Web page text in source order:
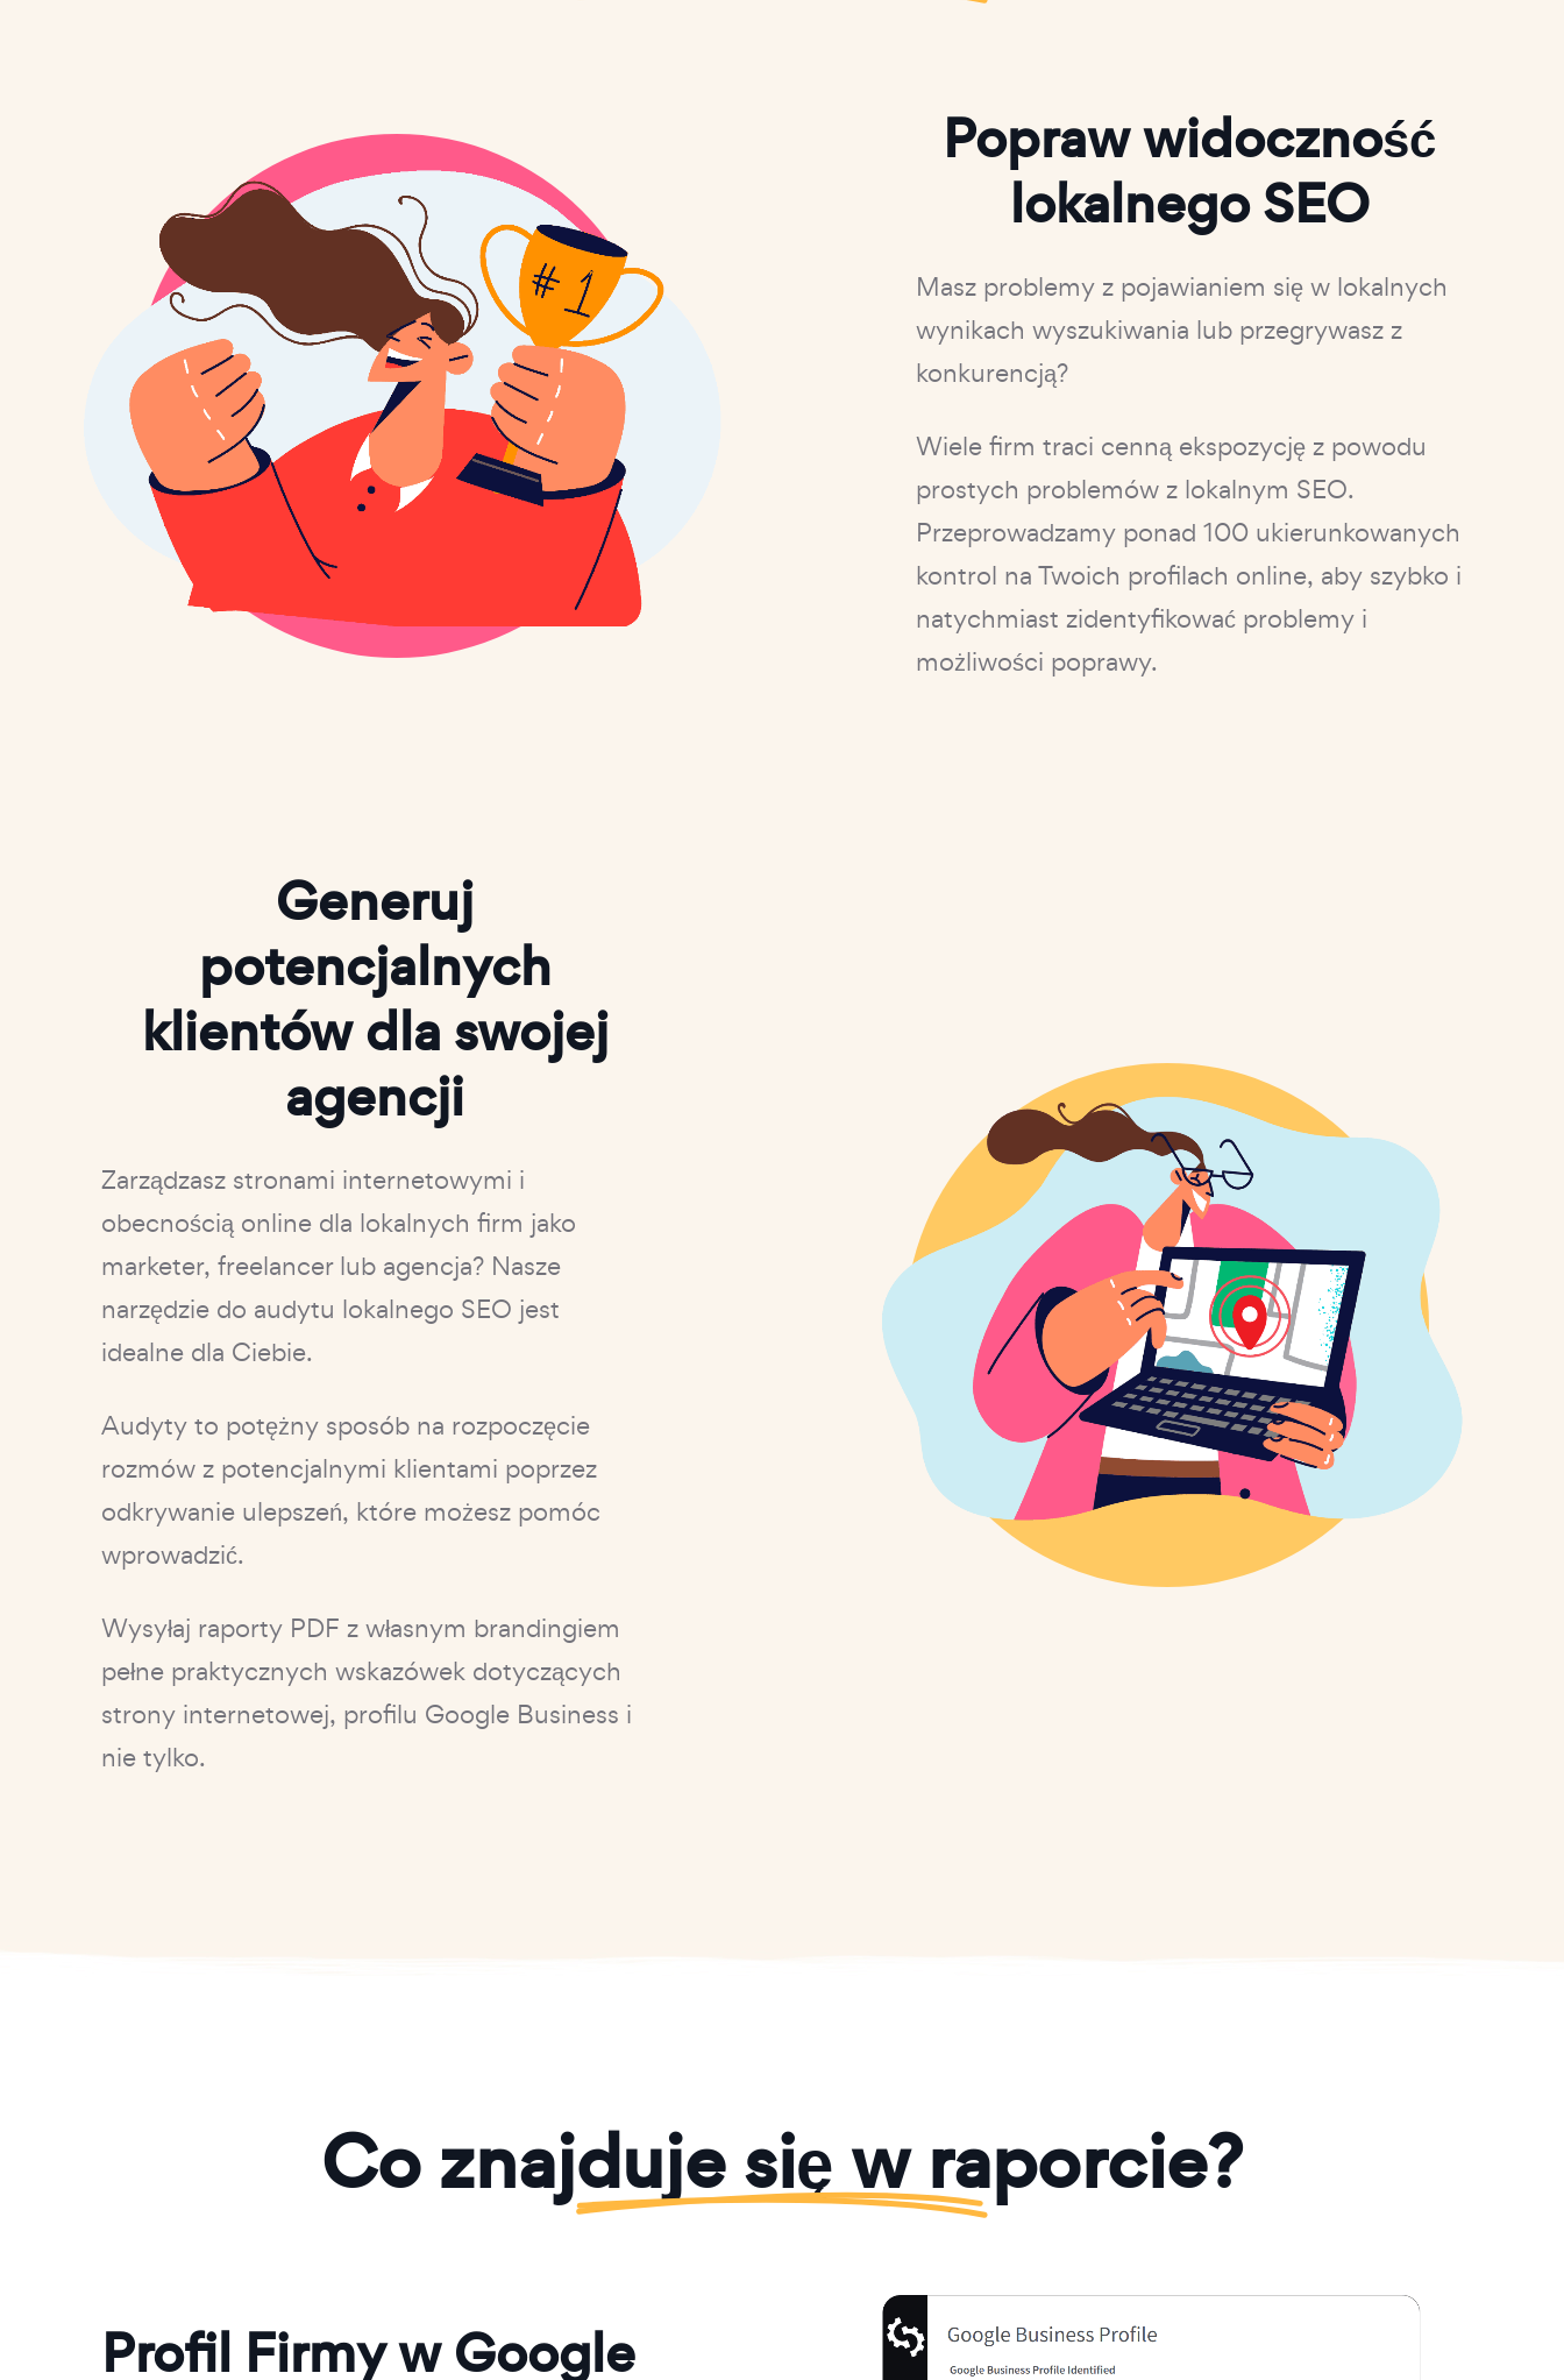
Popraw widoczność
lokalnego SEO
Masz problemy z pojawianiem się w lokalnych
wynikach wyszukiwania lub przegrywasz z
konkurencją?
Wiele firm traci cenną ekspozycję z powodu
prostych problemów z lokalnym SEO.
Przeprowadzamy ponad 100 ukierunkowanych
kontrol na Twoich profilach online, aby szybko i
natychmiast zidentyfikować problemy i
możliwości poprawy.
Generuj
potencjalnych
klientów dla swojej
agencji
Zarządzasz stronami internetowymi i
obecnością online dla lokalnych firm jako
marketer, freelancer lub agencja? Nasze
narzędzie do audytu lokalnego SEO jest
idealne dla Ciebie.
Audyty to potężny sposób na rozpoczęcie
rozmów z potencjalnymi klientami poprzez
odkrywanie ulepszeń, które możesz pomóc
wprowadzić.
Wysyłaj raporty PDF z własnym brandingiem
pełne praktycznych wskazówek dotyczących
strony internetowej, profilu Google Business i
nie tylko.
Co znajduje się w raporcie?
Profil Firmy w Google